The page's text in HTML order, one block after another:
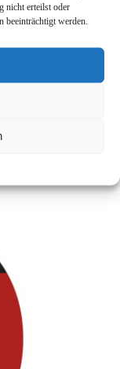
nicht erteilst oder
beeinträchtigt werden.